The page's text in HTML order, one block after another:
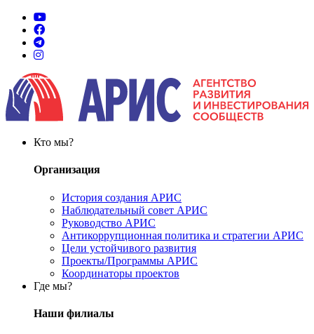
Кто мы?
Организация
История создания АРИС
Наблюдательный совет АРИС
Руководство АРИС
Антикоррупционная политика и стратегии АРИС
Цели устойчивого развития
Проекты/Программы АРИС
Координаторы проектов
Где мы?
Наши филиалы